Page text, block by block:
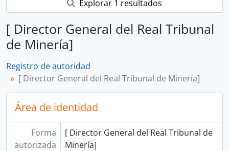
Explorar 1 resultados
[ Director General del Real Tribunal
de Minería]
Registro de autoridad
[ Director General del Real Tribunal de Minería]
Área de identidad
Forma
autorizada
[ Director General del Real Tribunal de
Minería]